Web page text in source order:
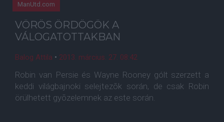
ManUtd.com
VÖRÖS ÖRDÖGÖK A
VÁLOGATOTTAKBAN
Balog Attila • 2013. március. 27. 08:42
Robin van Persie és Wayne Rooney gólt szerzett a
keddi világbajnoki selejtezõk során, de csak Robin
örülhetett gyõzelemnek az este során.